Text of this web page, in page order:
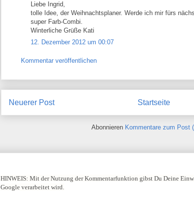
Liebe Ingrid,
tolle Idee, der Weihnachtsplaner. Werde ich mir fürs
super Farb-Combi.
Winterliche Grüße Kati
12. Dezember 2012 um 00:07
Kommentar veröffentlichen
Neuerer Post Startseite
Abonnieren Kommentare zum Post
HINWEIS: Mit der Nutzung der Kommentarfunktion gibst Du Deine
Google verarbeitet wird.